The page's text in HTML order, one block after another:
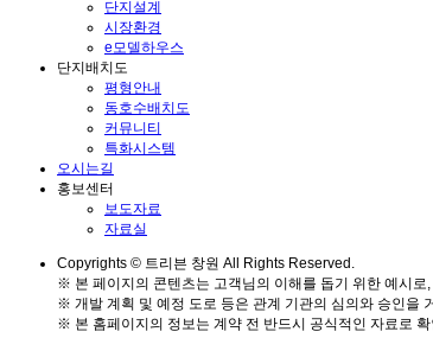
단지설계
시장환경
e모델하우스
단지배치도
평형안내
동호수배치도
커뮤니티
특화시스템
오시는길
홍보센터
보도자료
자료실
Copyrights © 트리븐 창원 All Rights Reserved.
※ 본 페이지의 콘텐츠는 고객님의 이해를 돕기 위한 예시로
※ 개발 계획 및 예정 도로 등은 관계 기관의 심의와 승인을
※ 본 홈페이지의 정보는 계약 전 반드시 공식적인 자료로 확